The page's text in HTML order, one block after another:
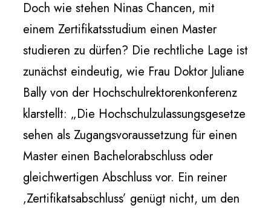
Doch wie stehen Ninas Chancen, mit
einem Zertifikatsstudium einen Master
studieren zu dürfen? Die rechtliche Lage ist
zunächst eindeutig, wie Frau Doktor Juliane
Bally von der Hochschulrektorenkonferenz
klarstellt: „Die Hochschulzulassungsgesetze
sehen als Zugangsvoraussetzung für einen
Master einen Bachelorabschluss oder
gleichwertigen Abschluss vor. Ein reiner
‚Zertifikatsabschluss’ genügt nicht, um den